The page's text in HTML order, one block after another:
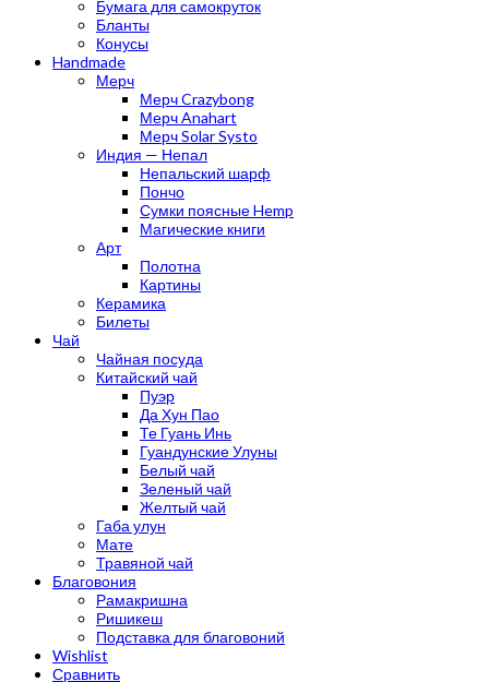
Бумага для самокруток
Бланты
Конусы
Handmade
Мерч
Мерч Crazybong
Мерч Anahart
Мерч Solar Systo
Индия — Непал
Непальский шарф
Пончо
Сумки поясные Hemp
Магические книги
Арт
Полотна
Картины
Керамика
Билеты
Чай
Чайная посуда
Китайский чай
Пуэр
Да Хун Пао
Те Гуань Инь
Гуандунские Улуны
Белый чай
Зеленый чай
Желтый чай
Габа улун
Мате
Травяной чай
Благовония
Рамакришна
Ришикеш
Подставка для благовоний
Wishlist
Сравнить